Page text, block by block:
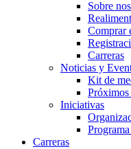
Sobre
Comprar
Carreras
Noticias y
Kit de
Iniciativas
Carreras